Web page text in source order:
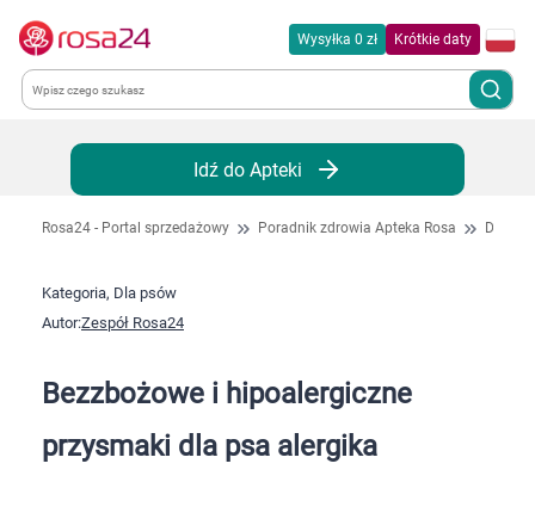
Wysyłka 0 zł Krótkie daty
Kategorie
Chemia gospodarcza
Dla zwierząt
Idź do Apteki
Rosa24 - Portal sprzedażowy Poradnik zdrowia Apteka Rosa Dla
Kategoria, Dla psów
Autor:Zespół Rosa24
Bezzbożowe i hipoalergiczne
przysmaki dla psa alergika